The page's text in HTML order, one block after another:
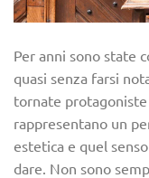
Per anni sono state
quasi senza farsi
tornate
rappresentano un
estetica e quel
dare. Non sono